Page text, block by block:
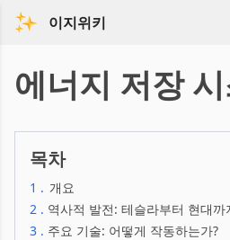
이지위키
에너지 저장
목차
1 . 개요
2 . 역사적 발전: 테슬라부터 현대까
3 . 주요 기술: 어떻게 작동하는가?